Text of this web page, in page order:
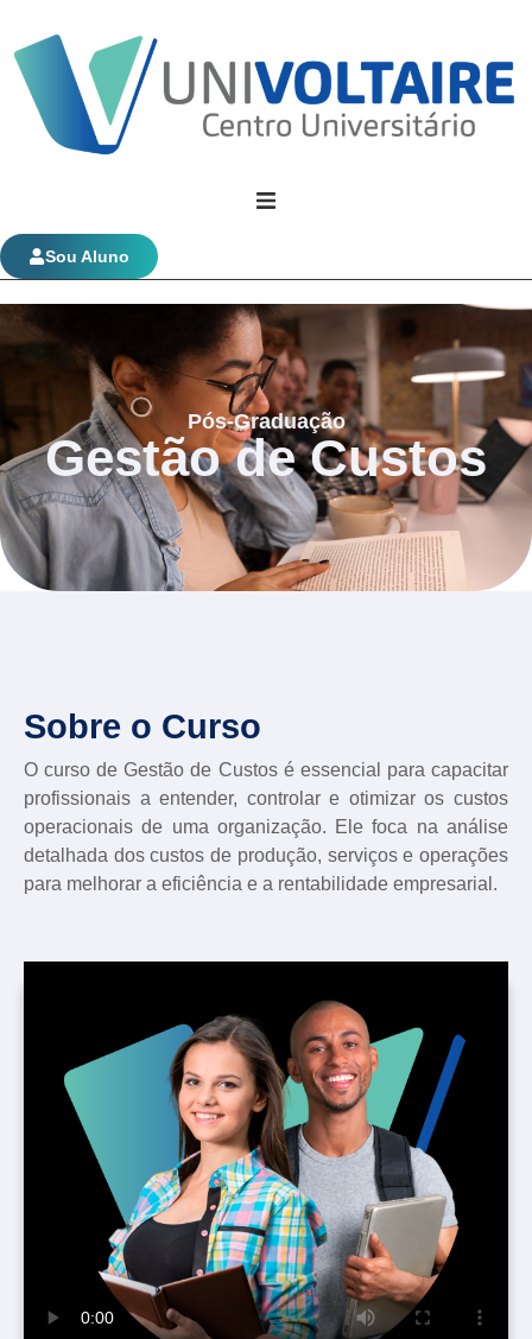
Univoltaire
Evolução Funcional
Sou Aluno
Pós-Graduação
Gestão de Custos
Sobre o Curso
O curso de Gestão de Custos é essencial para capacitar
profissionais a entender, controlar e otimizar os custos
operacionais de uma organização. Ele foca na análise
detalhada dos custos de produção, serviços e operações
para melhorar a eficiência e a rentabilidade empresarial.